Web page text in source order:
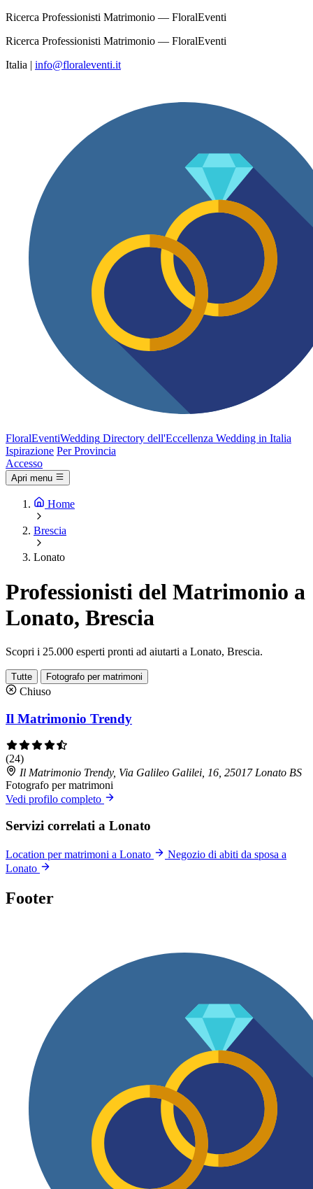
Ricerca Professionisti Matrimonio — FloralEventi
Ricerca Professionisti Matrimonio — FloralEventi
Italia | info@floraleventi.it
FloralEventiWedding Directory dell'Eccellenza Wedding in Italia
Ispirazione Per Provincia
Accesso
Apri menu
Home
Brescia
Lonato
Professionisti del Matrimonio a
Lonato, Brescia
Scopri i 25.000 esperti pronti ad aiutarti a Lonato, Brescia.
Tutte Fotografo per matrimoni
Chiuso
Il Matrimonio Trendy
(24)
Il Matrimonio Trendy, Via Galileo Galilei, 16, 25017 Lonato BS
Fotografo per matrimoni
Vedi profilo completo
Servizi correlati a Lonato
Location per matrimoni a Lonato
Negozio di abiti da sposa a
Lonato
Footer